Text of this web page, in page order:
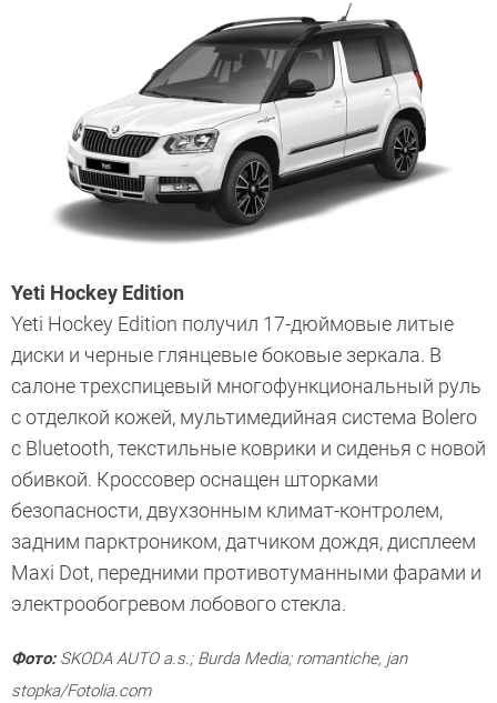
Yeti Hockey Edition
Yeti Hockey Edition получил 17-дюймовые литые
диски и черные глянцевые боковые зеркала. В
салоне трехспицевый многофункциональный руль
с отделкой кожей, мультимедийная система Bolero
c Blue­tooth, текстильные коврики и сиденья с новой
обивкой. Кроссовер оснащен шторками
безопасности, двухзонным климат-контролем,
задним парктроником, датчиком ­дождя, дисплеем
Maxi Dot, передними противотуманными фарами и
электрообогревом лобового стекла.
Фото:SKODA AUTO a.s.; Burda Media; romantiche, jan
stopka/Fotolia.com